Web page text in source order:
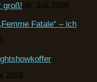
groß!26. Juli 2026
Fatale“ – ich
2026